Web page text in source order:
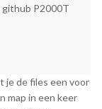
github P2000T
je de files een voor
map in een keer